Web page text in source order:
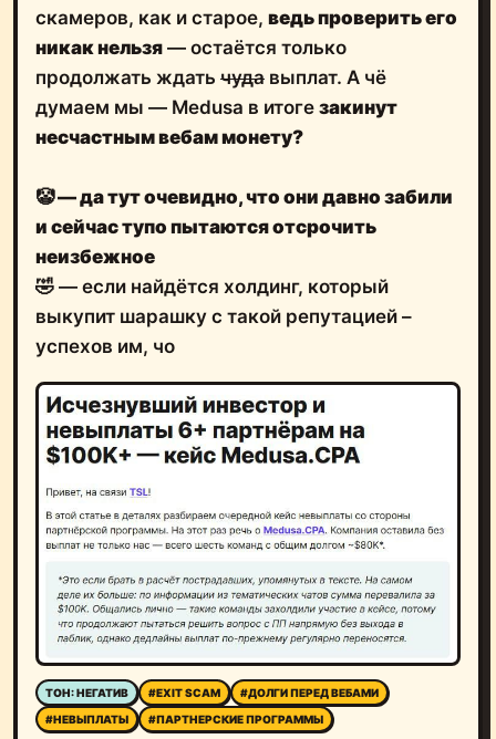
скамеров, как и старое, ведь проверить его
никак нельзя — остаётся только
продолжать ждать чуда выплат. А чё
думаем мы — Medusa в итоге закинут
несчастным вебам монету?
🤡— да тут очевидно, что они давно забили
и сейчас тупо пытаются отсрочить
неизбежное
🤣 — если найдётся холдинг, который
выкупит шарашку с такой репутацией –
успехов им, чо
ТОН: НЕГАТИВ #EXIT SCAM
#ДОЛГИ ПЕРЕД ВЕБАМИ
#НЕВЫПЛАТЫ
#ПАРТНЕРСКИЕ ПРОГРАММЫ